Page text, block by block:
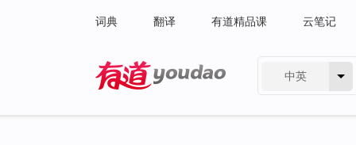
词典 翻译 有道精品课 云笔记
中英